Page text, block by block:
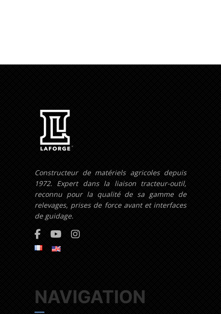
Constructeur de matériels agricoles depuis
1972. Expert dans la liaison tracteur-outil,
reconnu pour la qualité de sa gamme de
relevages, prises de force avant et interfaces
de guidage.
NAVIGATION